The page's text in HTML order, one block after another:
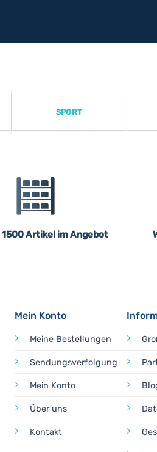
SPORT
1500 Artikel im Angebot
Mein Konto
Meine Bestellungen
Sendungsverfolgung
Mein Konto
Über uns
Kontakt